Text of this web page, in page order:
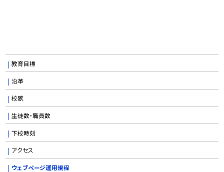
教育目標
沿革
校歌
生徒数・職員数
下校時刻
アクセス
ウェブページ運用規程